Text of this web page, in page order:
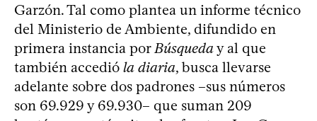
Garzón. Tal como plantea un informe técnico
del Ministerio de Ambiente, difundido en
primera instancia por Búsqueday al que
también accedió la diaria, busca llevarse
adelante sobre dos padrones –sus números
son 69.929 y 69.930– que suman 209